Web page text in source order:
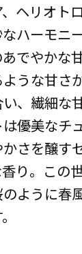
ヘリオト
ハーモニ
でやかな
うな甘さ
、繊細な
優美なチ
さを醸す
り。この
ように春